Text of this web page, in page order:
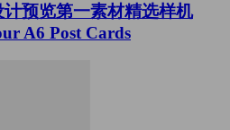
预览第一素材精选样机
A6 Post Cards